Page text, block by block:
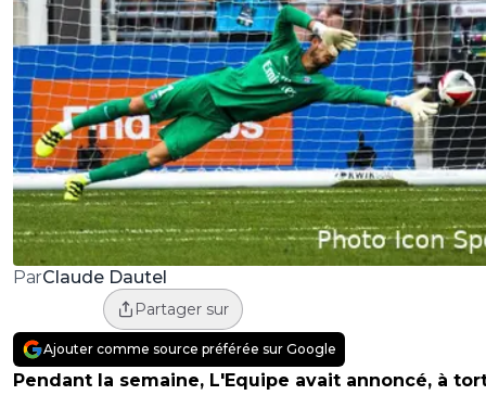
ParClaude Dautel
Partager sur
Ajouter comme source préférée sur Google
Pendant la semaine, L'Equipe avait annoncé, à